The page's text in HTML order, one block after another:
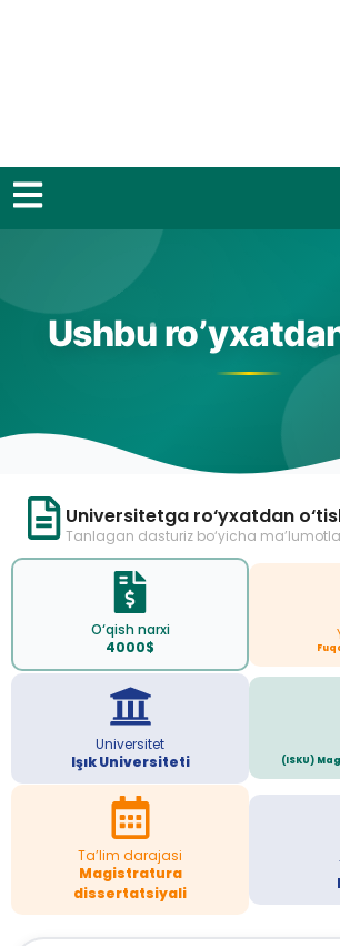
Ushbu
Universitetga ro‘yxatdan
Tanlagan dasturiz bo‘yicha
O‘qish narxi
4000$
Universitet
Işık Universiteti
(ISKU)
Ta’lim darajasi
Magistratura
dissertatsiyali